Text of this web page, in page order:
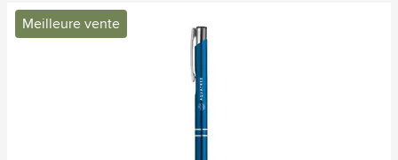
Meilleure vente